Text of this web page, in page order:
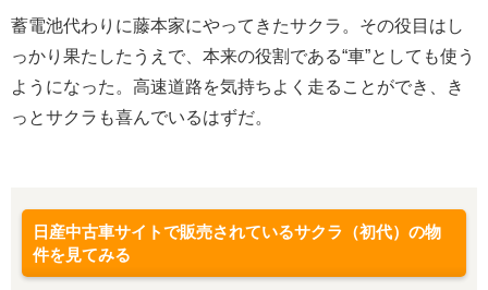
蓄電池代わりに藤本家にやってきたサクラ。その役目はし
っかり果たしたうえで、本来の役割である“車”としても使う
ようになった。高速道路を気持ちよく走ることができ、き
っとサクラも喜んでいるはずだ。
日産中古車サイトで販売されているサクラ（初代）の物
件を見てみる